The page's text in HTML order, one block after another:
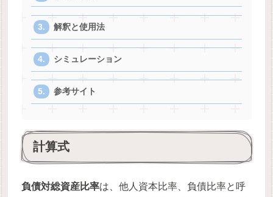
解釈と使用法
シミュレーション
参考サイト
計算式
負債対総資産比率は、他人資本比率、負債比率と呼